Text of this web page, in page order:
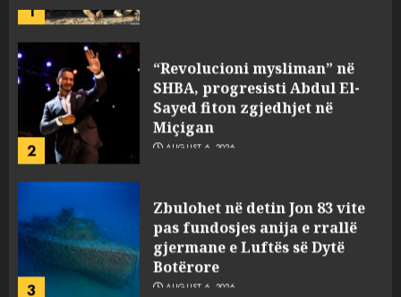
Sayed fiton zgjedhjet në
Miçigan
AUGUST 6, 2026
gjermane e Luftës së Dytë
Botërore
AUGUST 6, 2026